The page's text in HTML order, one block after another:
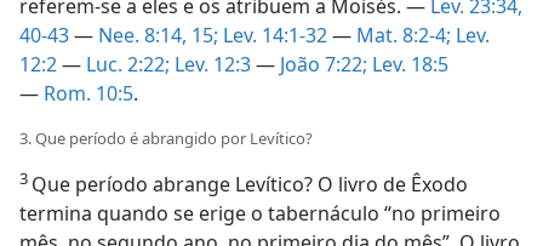
referem-se a eles e os atribuem a Moisés. — Lev. 23:34,
40-43— Nee. 8:14, 15; Lev. 14:1-32— Mat. 8:2-4; Lev.
12:2— Luc. 2:22; Lev. 12:3— João 7:22; Lev. 18:5
— Rom. 10:5.
3. Que período é abrangido por Levítico?
3 Que período abrange Levítico? O livro de Êxodo
termina quando se erige o tabernáculo “no primeiro